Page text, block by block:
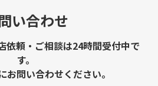
い合わせ
依頼・ご相談は24時間受付中で
す。
お問い合わせください。